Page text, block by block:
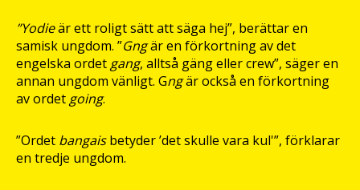
”Yodieär ett roligt sätt att säga hej”, berättar en
samisk ungdom. ”Gngär en förkortning av det
engelska ordet gang, alltså gäng eller crew”, säger en
annan ungdom vänligt. Gngär också en förkortning
av ordet going.
”Ordet bangaisbetyder ’det skulle vara kul'”, förklarar
en tredje ungdom.